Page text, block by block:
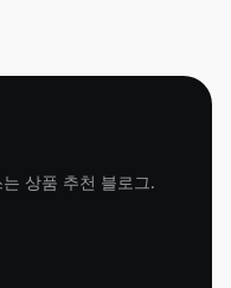
상품 추천 블로그.